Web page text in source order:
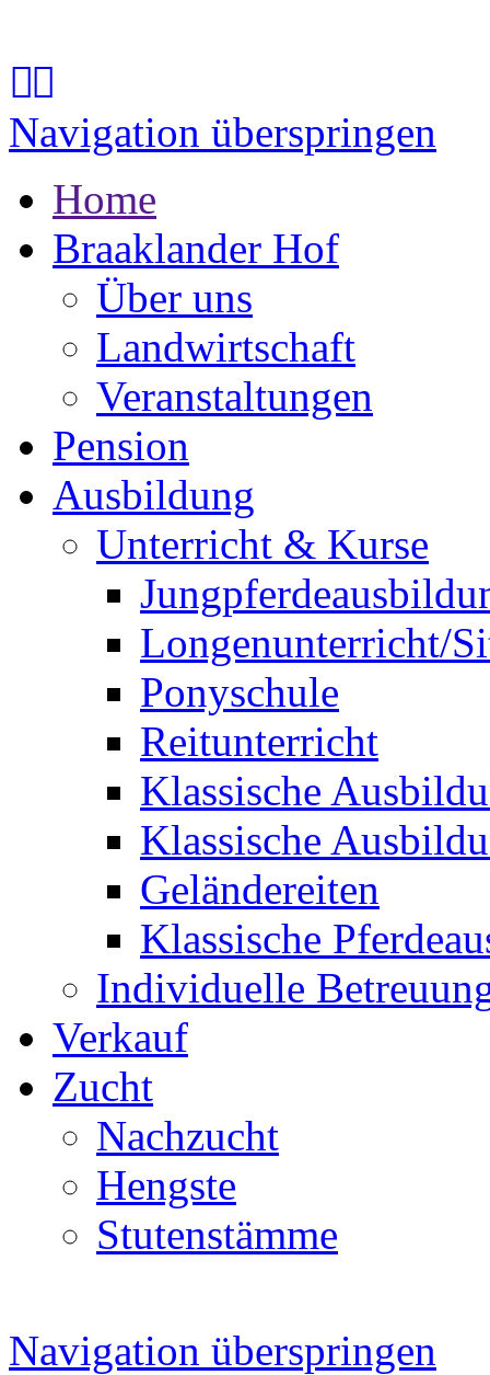
Navigation überspringen
Home
Braaklander Hof
Über uns
Landwirtschaft
Veranstaltungen
Pension
Ausbildung
Unterricht & Kurse
Longenunterricht/
Ponyschule
Reitunterricht
Klassische
Klassische
Geländereiten
Klassische
Individuelle
Verkauf
Zucht
Nachzucht
Hengste
Stutenstämme
Navigation überspringen